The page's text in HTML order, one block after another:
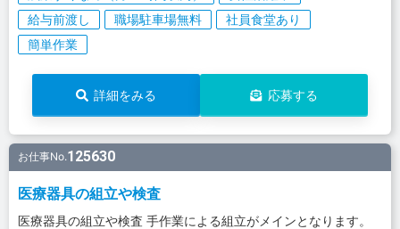
給与前渡し
職場駐車場無料
社員食堂あり
簡単作業
詳細をみる 応募する
お仕事No.125630
医療器具の組立や検査
医療器具の組立や検査 手作業による組立がメインとなります。